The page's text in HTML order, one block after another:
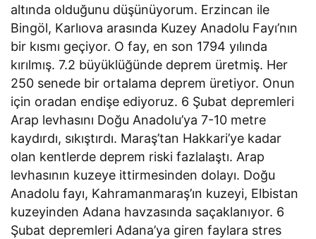
altında olduğunu düşünüyorum. Erzincan ile
Bingöl, Karlıova arasında Kuzey Anadolu Fayı’nın
bir kısmı geçiyor. O fay, en son 1794 yılında
kırılmış. 7.2 büyüklüğünde deprem üretmiş. Her
250 senede bir ortalama deprem üretiyor. Onun
için oradan endişe ediyoruz. 6 Şubat depremleri
Arap levhasını Doğu Anadolu’ya 7-10 metre
kaydırdı, sıkıştırdı. Maraş’tan Hakkari’ye kadar
olan kentlerde deprem riski fazlalaştı. Arap
levhasının kuzeye ittirmesinden dolayı. Doğu
Anadolu fayı, Kahramanmaraş’ın kuzeyi, Elbistan
kuzeyinden Adana havzasında saçaklanıyor. 6
Şubat depremleri Adana’ya giren faylara stres